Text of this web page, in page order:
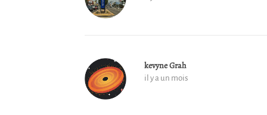
kevyne Grah
il y a un mois